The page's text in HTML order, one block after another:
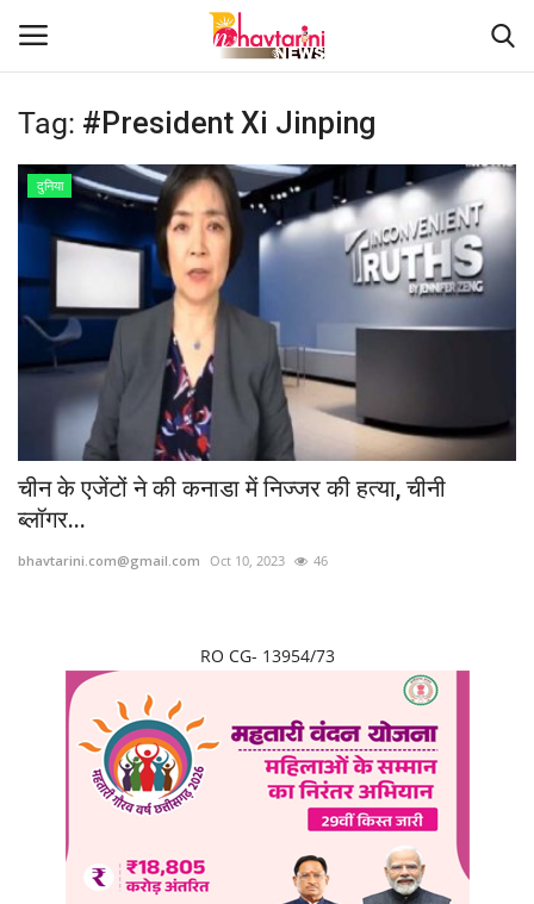
Home
संपर्क करें
Contact
हमारे बारे मेंं
दुनिया
मध्य प्रदेश
Tag: #President Xi Jinping
दुनिया
चीन के एजेंटों ने की कनाडा में निज्जर की हत्या, चीनी
ब्लॉगर...
bhavtarini.com@gmail.com Oct 10, 2023 46
RO CG- 13954/73